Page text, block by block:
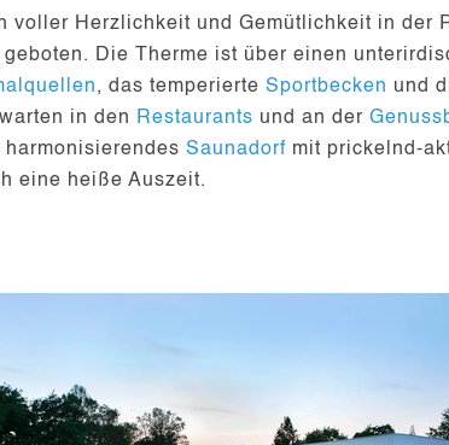
voller Herzlichkeit und Gemütlichkeit in der
Die Therme ist über einen
, das temperierte Sportbecken und
in den
Restaurants und an der
Saunadorf mit prickelnd-
eine heiße Auszeit.